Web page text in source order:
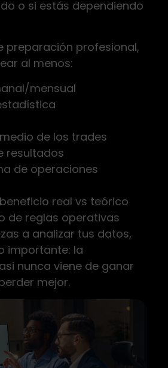
o si estás dependiendo
preparación profesional,
al menos:
mensual
de los trades
resultados
de operaciones
real vs teórico
de reglas operativas
a analizar tus datos,
importante: la
nunca viene de ganar
mejor.